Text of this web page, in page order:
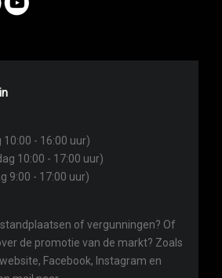
- 16:00 uur)
10:00 - 17:00 uur)
9:00 - 17:00 uur)
of vergunningen? Of
de promotie van de markt? Zoals
Facebook, Instagram en